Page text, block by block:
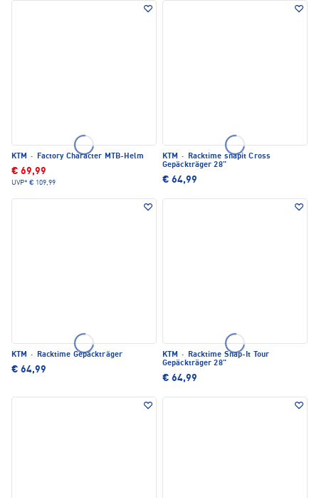
KTM · Factory Character MTB-Helm
€ 69,99
UVP* € 109,99
KTM ·
Racktime snapit Cross
Gepäckträger 28"
€ 64,99
KTM · Racktime Gepäckträger
€ 64,99
KTM ·
Racktime Snap-It Tour
Gepäckträger 28"
€ 64,99